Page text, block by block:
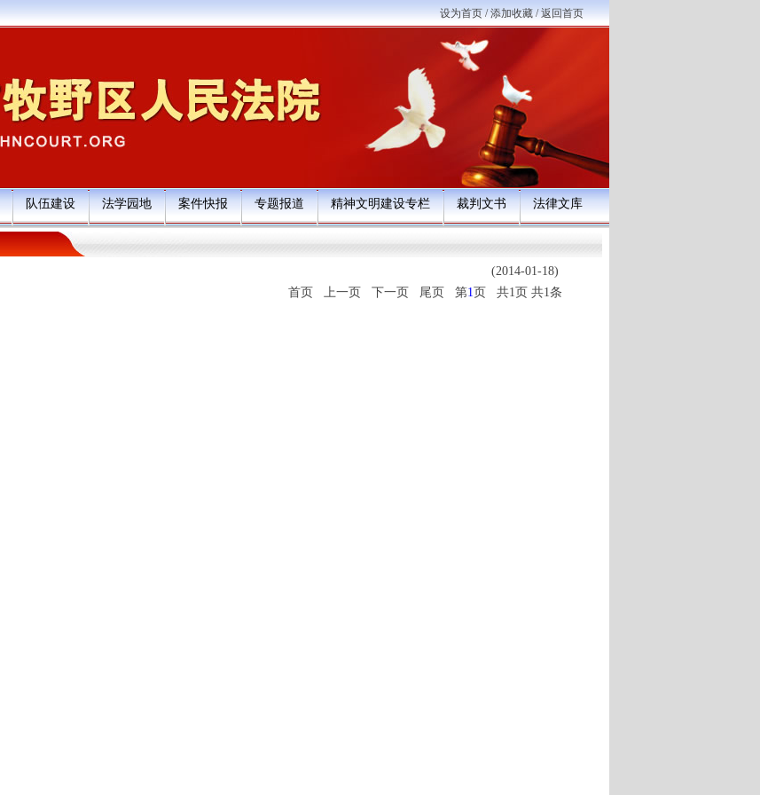
设为首页/添加收藏/返回首页
队伍建设 法学园地 案件快报 专题报道 精神文明建设专栏 裁判文书 法律文库
(2014-01-18)
首页 上一页 下一页 尾页 第1页 共1页 共1条